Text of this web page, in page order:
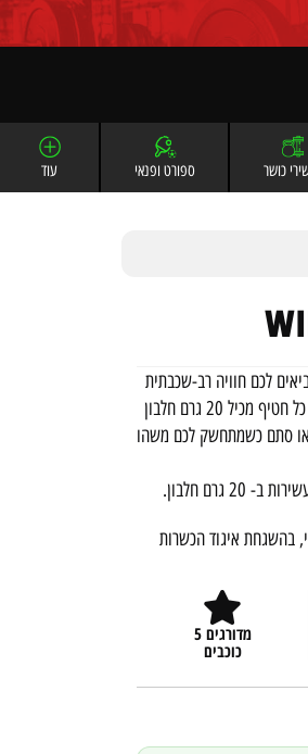
כושר ספורט ופנאי עוד
לכם חוויה רב-שכבתית
ייחודית שמשלבת פריכות, קרמיות וטעמים מטורפים כמו בלונדי בייגלה מלוח וקרם פיסטוק. כל חטיף מכיל 20 גרם חלבון
אחרי אימון או סתם כשמתחשק לכם משהו
בהשגחת איגוד הכשרות
מדורגים 5
כוכבים